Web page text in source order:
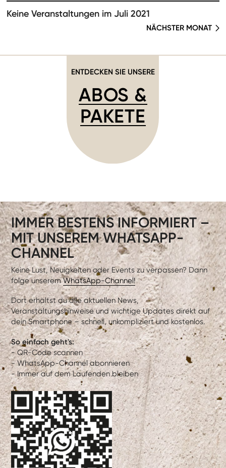
Keine Veranstaltungen im Juli 2021
NÄCHSTER MONAT
ENTDECKEN SIE UNSERE
ABOS &
PAKETE
IMMER BESTENS INFORMIERT –
MIT UNSEREM WHATSAPP-
CHANNEL
Keine Lust, Neuigkeiten oder Events zu verpassen? Dann
folge unseremWhatsApp-Channel!
Dort erhältst du alle aktuellen News,
Veranstaltungshinweise und wichtige Updates direkt auf
dein Smartphone – schnell, unkompliziert und kostenlos.
So einfach geht's:
- QR-Code scannen
- WhatsApp-Channel abonnieren
- Immer auf dem Laufenden bleiben